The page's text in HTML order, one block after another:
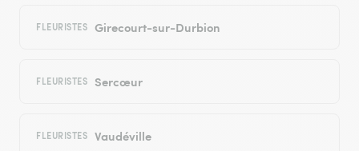
FLEURISTES Girecourt-sur-Durbion
FLEURISTES Sercœur
FLEURISTES Vaudéville